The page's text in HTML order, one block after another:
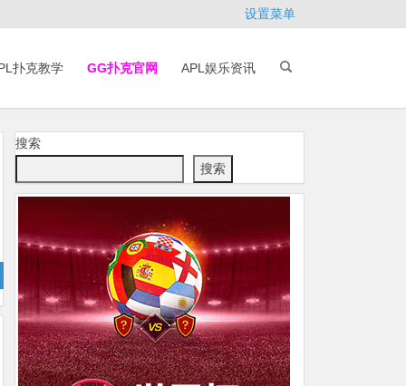
设置菜单
扑克教学 GG扑克官网 APL娱乐资讯
搜索
搜索